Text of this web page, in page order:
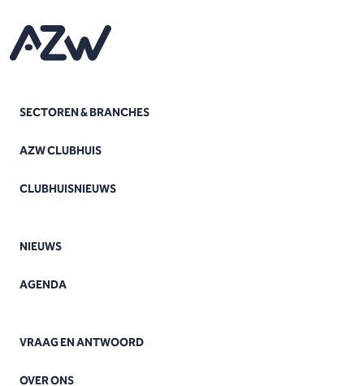
SECTOREN & BRANCHES
AZW CLUBHUIS
CLUBHUISNIEUWS
NIEUWS
AGENDA
VRAAG EN ANTWOORD
OVER ONS